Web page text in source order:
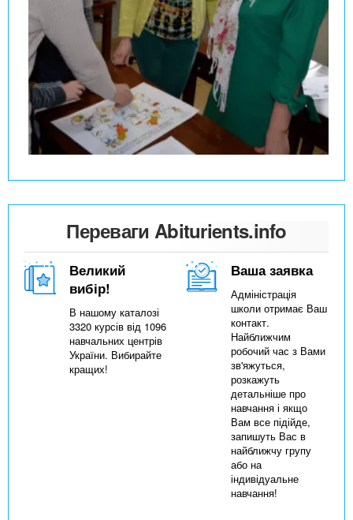
Переваги Abiturients.info
Великий
вибір!
В нашому каталозі
3320 курсів від 1096
навчальних центрів
України. Вибирайте
кращих!
Ваша заявка
Адміністрація
школи отримає Ваш
контакт.
Найближчим
робочий час з Вами
зв'яжуться,
розкажуть
детальніше про
навчання і якщо
Вам все підійде,
запишуть Вас в
найближчу групу
або на
індивідуальне
навчання!